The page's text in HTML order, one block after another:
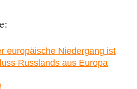
europäische Niedergang ist
Russlands aus Europa